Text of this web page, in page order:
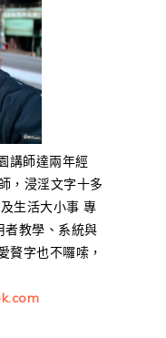
講師達兩年經
，浸淫文字十多
生活大小事 專
者教學、系統與
贅字也不囉嗦，